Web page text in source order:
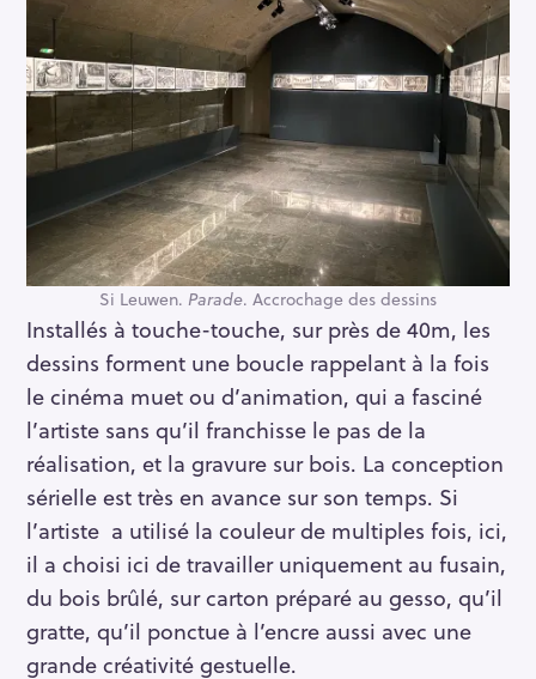
Si Leuwen. Parade. Accrochage des dessins
Installés à touche-touche, sur près de 40m, les
dessins forment une boucle rappelant à la fois
le cinéma muet ou d’animation, qui a fasciné
l’artiste sans qu’il franchisse le pas de la
réalisation, et la gravure sur bois. La conception
sérielle est très en avance sur son temps. Si
l’artiste a utilisé la couleur de multiples fois, ici,
il a choisi ici de travailler uniquement au fusain,
du bois brûlé, sur carton préparé au gesso, qu’il
gratte, qu’il ponctue à l’encre aussi avec une
grande créativité gestuelle.